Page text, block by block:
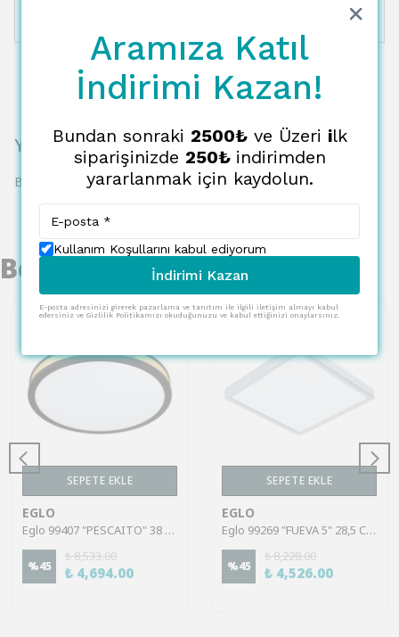
Yorumlar
Bu ürün için henüz yorum yapılmamış.
Benzer Ürünler
SEPETE EKLE
EGLO
Eglo 99407 "PESCAITO" 38 Cm Çapında Çelik Siyah Duvar Tavan Armatürü
%45
₺ 8,533.00
₺ 4,694.00
SEPETE EKLE
EGLO
Eglo 99269 "FUEVA 5" 28,5 Cm Uzunluğunda Çelik Krom Tavan Armatürü Ip44
%45
₺ 8,228.00
₺ 4,526.00
Aramıza Katıl
İndirimi Kazan!
Bundan sonraki 2500₺ve Üzeri ilk
siparişinizde 250₺ indirimden
yararlanmak için kaydolun.
Kullanım Koşullarını kabul ediyorum
İndirimi Kazan
E-posta adresinizi girerek pazarlama ve tanıtım ile ilgili iletişim almayı kabul
edersiniz ve Gizlilik Politikamızı okuduğunuzu ve kabul ettiğinizi onaylarsınız.